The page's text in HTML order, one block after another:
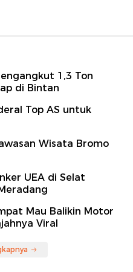
1,3 Ton
di Bintan
Top AS untuk
Wisata Bromo
UEA di Selat
Mau Balikin Motor
Viral